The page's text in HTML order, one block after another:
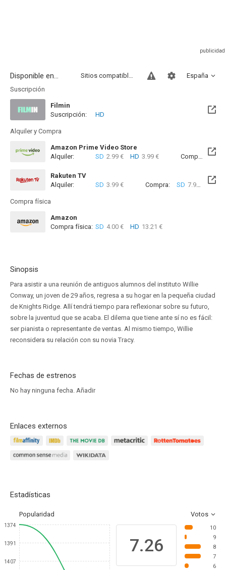
Disponible en... España
Sitios compatibles
Suscripción
Filmin
Próximamente. A partir del Mar, 15 Sep 2026 (En 1 mes)
Suscripción: HD
Alquiler y Compra
Amazon Prime Video Store
Alquiler:
SD 2.99 € HD 3.99 € Compra: SD
Rakuten TV
Alquiler:
SD 3.99 € Compra: SD 7.99 €
Compra física
Amazon
Compra física: SD 4.00 € HD 13.21 €
Sinopsis
Para asistir a una reunión de antiguos alumnos del instituto Willie
Conway, un joven de 29 años, regresa a su hogar en la pequeña ciudad
de Knights Ridge. Allí tendrá tiempo para reflexionar sobre su futuro,
sobre la juventud que se acaba. El dilema que tiene ante sí no es fácil:
ser pianista o representante de ventas. Al mismo tiempo, Willie
reconsidera su relación con su novia Tracy.
Fechas de estrenos
No hay ninguna fecha. Añadir
Enlaces externos
Estadísticas
Popularidad Votos
1374
1391
1407
7.26
10
9
8
7
6